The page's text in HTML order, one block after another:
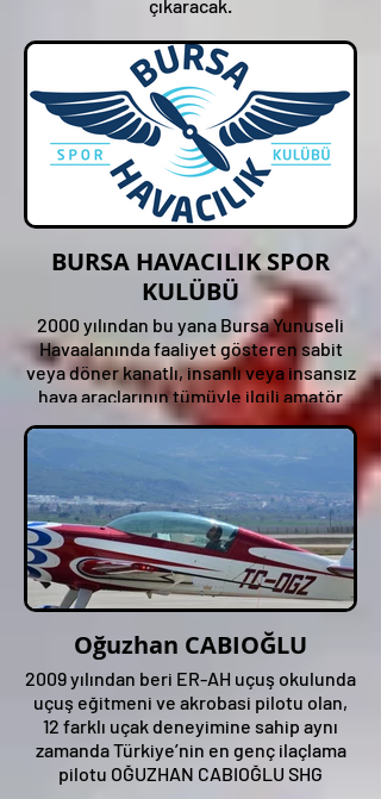
çıkaracak.
BURSA HAVACILIK SPOR
KULÜBÜ
2000 yılından bu yana Bursa Yunuseli
Havaalanında faaliyet gösteren sabit
veya döner kanatlı, insanlı veya insansız
hava araçlarının tümüyle ilgili amatör
sportif faaliyet gösteren ve havacılığın
amaçlayan Bursa Havacılık Spor Kulübü
SHG Airshow 2024'te!
Oğuzhan CABIOĞLU
2009 yılından beri ER-AH uçuş okulunda
uçuş eğitmeni ve akrobasi pilotu olan,
12 farklı uçak deneyimine sahip aynı
zamanda Türkiye’nin en genç ilaçlama
pilotu OĞUZHAN CABIOĞLU SHG